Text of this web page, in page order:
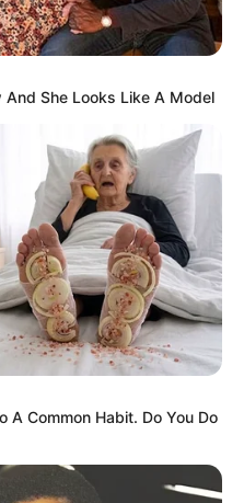
She Looks Like A Model
A Common Habit. Do You Do